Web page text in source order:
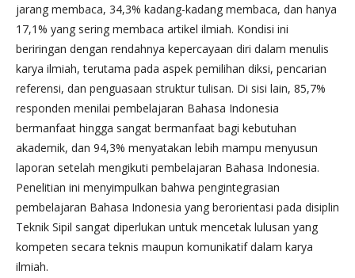
jarang membaca, 34,3% kadang-kadang membaca, dan hanya
17,1% yang sering membaca artikel ilmiah. Kondisi ini
beriringan dengan rendahnya kepercayaan diri dalam menulis
karya ilmiah, terutama pada aspek pemilihan diksi, pencarian
referensi, dan penguasaan struktur tulisan. Di sisi lain, 85,7%
responden menilai pembelajaran Bahasa Indonesia
bermanfaat hingga sangat bermanfaat bagi kebutuhan
akademik, dan 94,3% menyatakan lebih mampu menyusun
laporan setelah mengikuti pembelajaran Bahasa Indonesia.
Penelitian ini menyimpulkan bahwa pengintegrasian
pembelajaran Bahasa Indonesia yang berorientasi pada disiplin
Teknik Sipil sangat diperlukan untuk mencetak lulusan yang
kompeten secara teknis maupun komunikatif dalam karya
ilmiah.